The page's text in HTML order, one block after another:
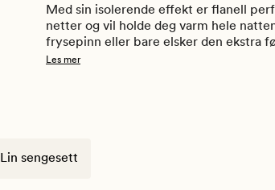
Med sin isolerende effekt er flanell
netter og vil holde deg varm hele
frysepinn eller bare elsker den ekstra
flanellsengetøy være ditt ideelle valg.
Les mer
Lin sengesett